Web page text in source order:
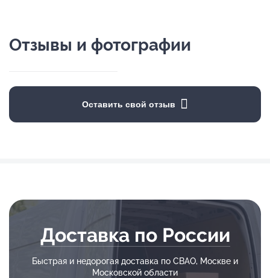
Отзывы и фотографии
Оставить свой отзыв
Доставка по России
Быстрая и недорогая доставка по СВАО, Москве и
Московской области